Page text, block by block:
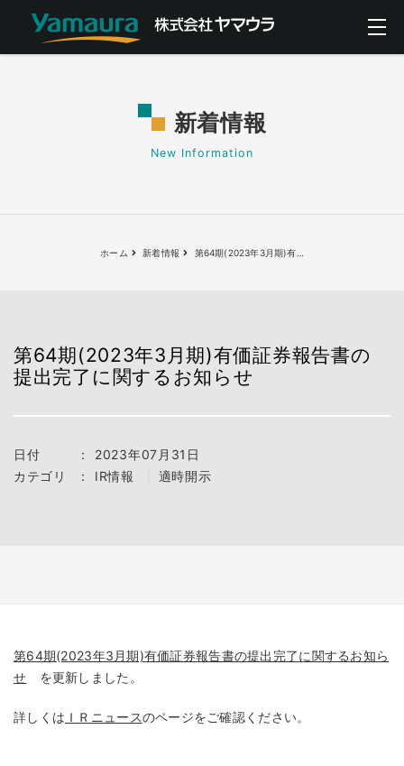
新着情報
New Information
ホーム 新着情報 第64期(2023年3月期)有
第64期(2023年3月期)有価証券報告書の
提出完了に関するお知らせ
日付 ：
2023年07月31日
カテゴリ
： IR情報 適時開示
第64期(2023年3月期)有価証券報告書の提出完了に関するお知ら
せ を更新しました。
詳しくは ＩＲニュースのページをご確認ください。